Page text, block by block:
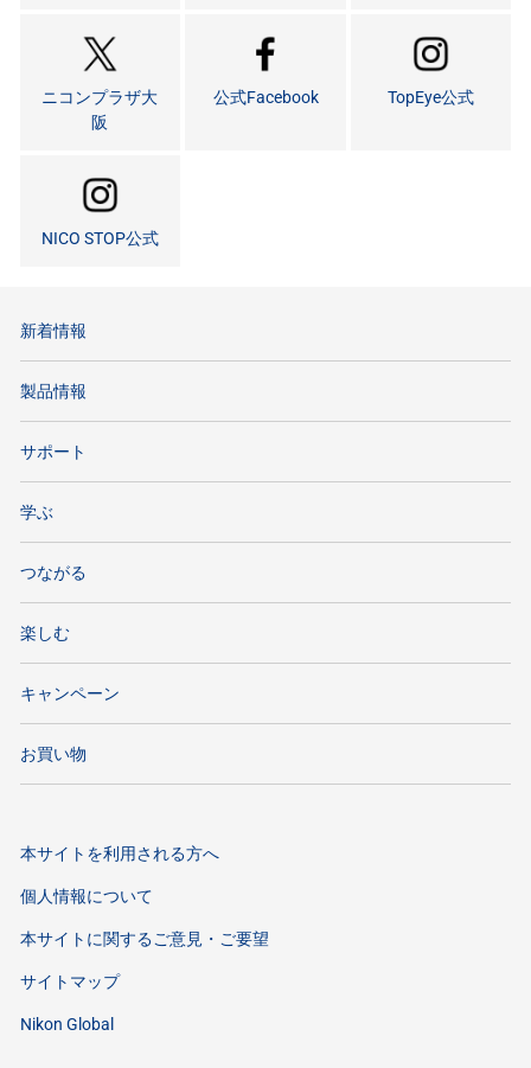
ニコンプラザ大
阪
公式Facebook TopEye公式
NICO STOP公式
新着情報
製品情報
サポート
学ぶ
つながる
楽しむ
キャンペーン
お買い物
本サイトを利用される方へ
個人情報について
本サイトに関するご意見・ご要望
サイトマップ
Nikon Global